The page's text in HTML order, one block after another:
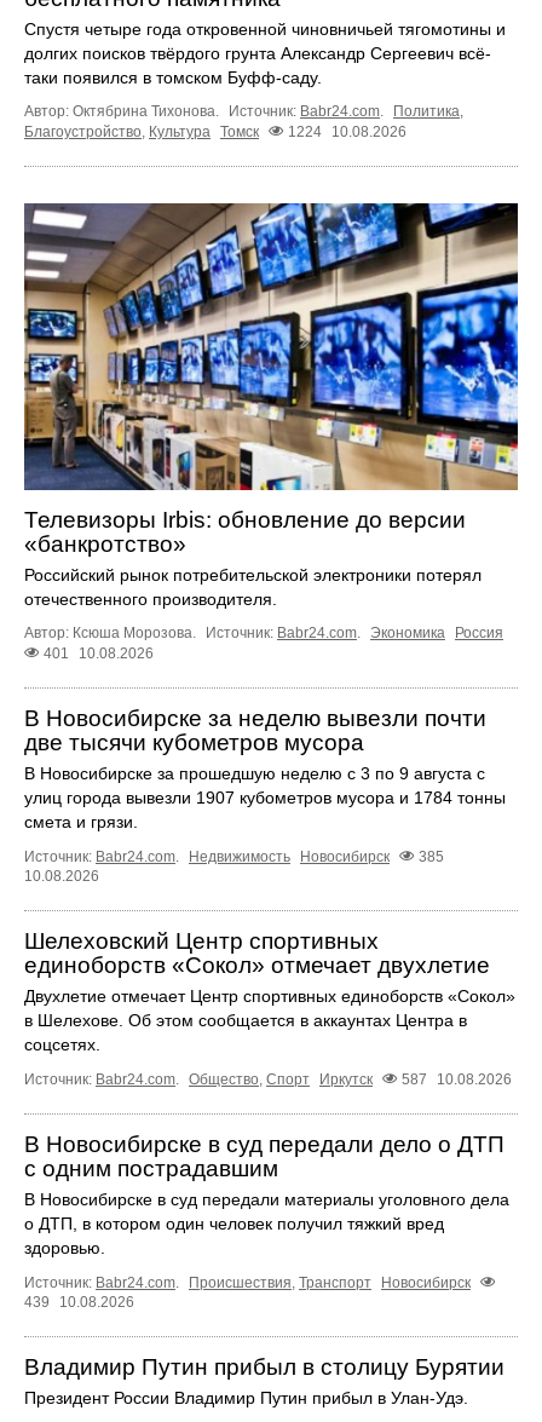
Спустя четыре года откровенной чиновничьей тягомотины и
долгих поисков твёрдого грунта Александр Сергеевич всё-
таки появился в томском Буфф-саду.
Автор: Октябрина Тихонова. Источник: Babr24.com. Политика,
Благоустройство, Культура Томск 1224 10.08.2026
Телевизоры Irbis: обновление до версии
«банкротство»
Российский рынок потребительской электроники потерял
отечественного производителя.
Автор: Ксюша Морозова. Источник: Babr24.com Экономика
Россия
401
10.08.2026
В Новосибирске за неделю вывезли почти
две тысячи кубометров мусора
В Новосибирске за прошедшую неделю с 3 по 9 августа с
улиц города вывезли 1907 кубометров мусора и 1784 тонны
смета и грязи.
Источник: Babr24.com Недвижимость Новосибирск
385
10.08.2026
Шелеховский Центр спортивных
единоборств «Сокол» отмечает двухлетие
Двухлетие отмечает Центр спортивных единоборств «Сокол»
в Шелехове. Об этом сообщается в аккаунтах Центра в
соцсетях.
Источник: Babr24.com. Общество, Спорт Иркутск 587 10.08.2026
В Новосибирске в суд передали дело о ДТП
с одним пострадавшим
В Новосибирске в суд передали материалы уголовного дела
о ДТП, в котором один человек получил тяжкий вред
здоровью.
Источник: Babr24.com. Происшествия, Транспорт
Новосибирск
439
10.08.2026
Владимир Путин прибыл в столицу Бурятии
Президент России Владимир Путин прибыл в Улан-Удэ.